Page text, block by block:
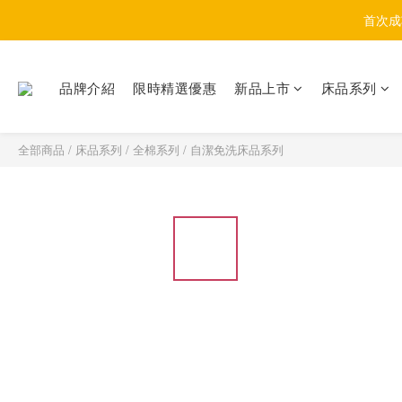
首次
品牌介紹 限時精選優惠 新品上市 床品系列
全部商品 / 床品系列 / 全棉系列 / 自潔免洗床品系列